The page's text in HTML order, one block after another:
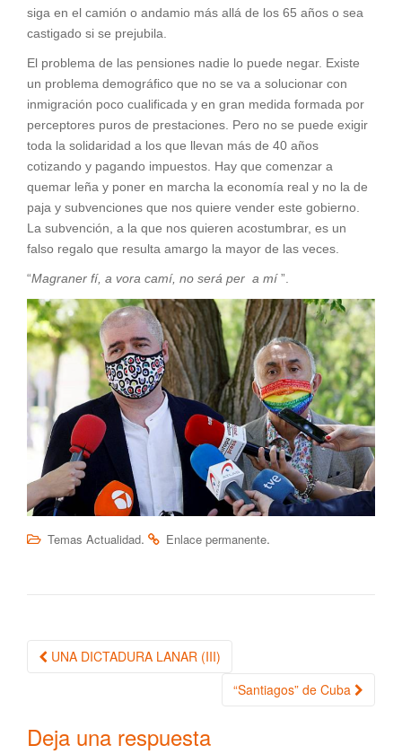
siga en el camión o andamio más allá de los 65 años o sea
castigado si se prejubila.
El problema de las pensiones nadie lo puede negar. Existe
un problema demográfico que no se va a solucionar con
inmigración poco cualificada y en gran medida formada por
perceptores puros de prestaciones. Pero no se puede exigir
toda la solidaridad a los que llevan más de 40 años
cotizando y pagando impuestos. Hay que comenzar a
quemar leña y poner en marcha la economía real y no la de
paja y subvenciones que nos quiere vender este gobierno.
La subvención, a la que nos quieren acostumbrar, es un
falso regalo que resulta amargo la mayor de las veces.
“Magraner fí, a vora camí, no será per a mí”.
Temas Actualidad. Enlace permanente.
Navegación de la entrada
UNA DICTADURA LANAR (III)
“Santiagos” de Cuba
Deja una respuesta